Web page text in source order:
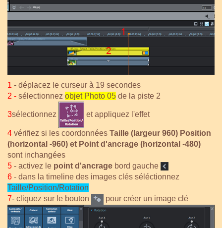
1 - déplacez le curseur à 19 secondes
2 - sélectionnez objet Photo 05 de la piste 2
3sélectionnez et appliquez l'effet
4 vérifiez si les coordonnées Taille (largeur 960) Position
(horizontal -960) et Point d'ancrage (horizontal -480)
sont inchangées
5 - activez le point d'ancrage bord gauche
6 - dans la timeline des images clés séléctionnez
Taille/Position/Rotation
7- cliquez sur le bouton pour créer un image clé